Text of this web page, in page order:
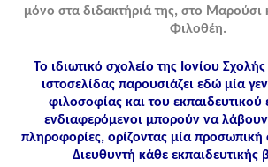
μόνο στα διδακτήριά της, στο Μαρούσι
Φιλοθέη.
Το ιδιωτικό σχολείο της Ιονίου
ιστοσελίδας παρουσιάζει εδώ μία
φιλοσοφίας και του εκπαιδευτικού
ενδιαφερόμενοι μπορούν να λάβουν
πληροφορίες, ορίζοντας μία
Διευθυντή κάθε εκπαιδευτικής